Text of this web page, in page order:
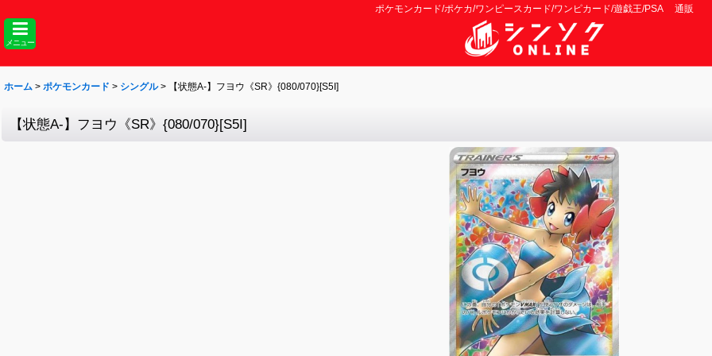
ポケモンカード/ポケカ/ワンピースカード/ワンピカード/遊戯王/PSA 通販
メニュー
ホーム > ポケモンカード > シングル > 【状態A-】フヨウ《SR》{080/070}[S5I]
【状態A-】フヨウ《SR》{080/070}[S5I]